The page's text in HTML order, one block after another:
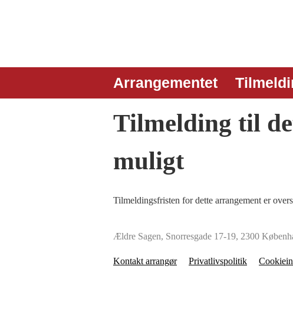
Arrangementet
Tilmelding til
muligt
Tilmeldingsfristen for dette arrangement er
Ældre Sagen, Snorresgade 17-19, 2300
Kontakt arrangør Privatlivspolitik